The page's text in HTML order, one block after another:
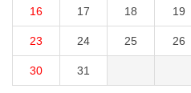
16 17 18 19
23 24 25 26
30 31